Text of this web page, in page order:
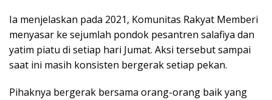
Ia menjelaskan pada 2021, Komunitas Rakyat Memberi
menyasar ke sejumlah pondok pesantren salafiya dan
yatim piatu di setiap hari Jumat. Aksi tersebut sampai
saat ini masih konsisten bergerak setiap pekan.
Pihaknya bergerak bersama orang-orang baik yang